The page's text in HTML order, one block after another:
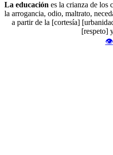
La educaciónes la crianza de los
la arrogancia, odio, maltrato,
a partir de la [cortesía]
[respeto]
👁